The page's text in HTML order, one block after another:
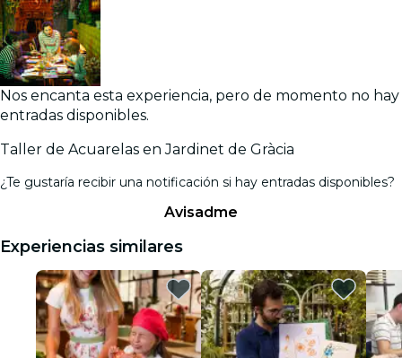
Nos encanta esta experiencia, pero de momento no hay
entradas disponibles.
Taller de Acuarelas en Jardinet de Gràcia
¿Te gustaría recibir una notificación si hay entradas disponibles?
Avisadme
Experiencias similares